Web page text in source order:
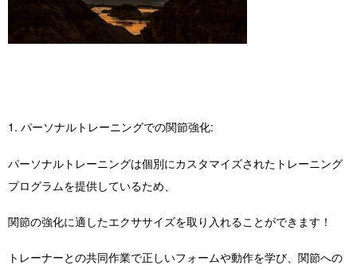
1. パーソナルトレーニングでの関節強化:
パーソナルトレーニングは個別にカスタマイズされたトレーニング
プログラムを提供しているため、
関節の強化に適したエクササイズを取り入れることができます！
トレーナーとの共同作業で正しいフォームや動作を学び、関節への